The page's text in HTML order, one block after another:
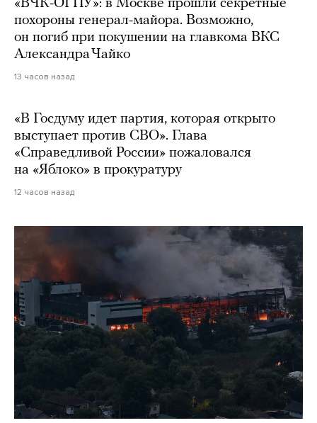
«ВЧК-ОГПУ»: в Москве прошли секретные
похороны генерал-майора. Возможно,
он погиб при покушении на главкома ВКС
Александра Чайко
13 часов назад
«В Госдуму идет партия, которая открыто
выступает против СВО». Глава
«Справедливой России» пожаловался
на «Яблоко» в прокуратуру
12 часов назад